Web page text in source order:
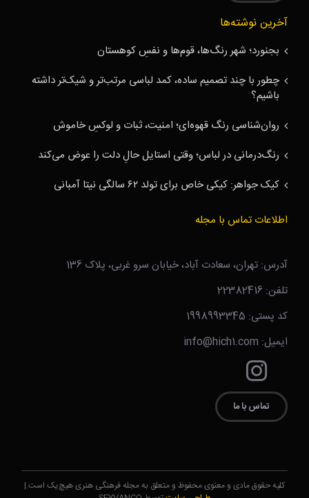
آخرین نوشته‌ها
بجنورد؛ شهر رنگ‌ها، قوم‌ها و نفسِ کوهستان
چطور با چند تصمیم ساده، کمد لباسی مرتب‌تر و شیک‌تر داشته
باشیم؟
روان‌شناسی رنگ قهوه‌ای؛ امنیت، ثبات و لوکسِ خاموش
رنگ‌درمانی در لباس؛ وقتی استایل حالِ دلت را عوض می‌کند
کیک جواهر: کیکی خاص برای تولد ۶۲ سالگی نیتا آمبانی
اطلاعات تماس با مجله
آدرس: تهران، سعادت آباد، خیابان سرو غربی، پلاک 136
تلفن: 22382416
کد پستی: 1998993345
ایمیل: info@hich1.com
تماس با ما
کلیه حقوق مادی و معنوی محفوظ و متعلق به مجله فرهنگی هنری هیچ‌یک است.|